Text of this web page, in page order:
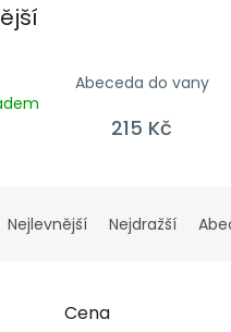
Abeceda do vany
215 Kč
Nejlevnější Nejdražší
Cena